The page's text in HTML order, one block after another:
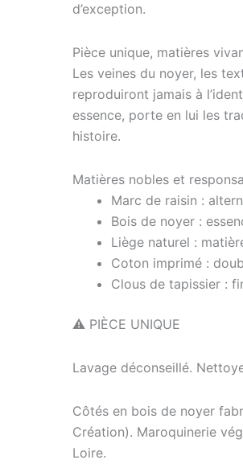
d’exception.
Pièce unique, matières
Les veines du noyer, les
reproduiront jamais à
essence, porte en lui les
histoire.
Matières nobles et
Marc de raisin :
Bois de noyer :
Liège naturel :
Coton imprimé :
Clous de tapissier :
⚠️ PIÈCE UNIQUE
Lavage déconseillé.
Côtés en bois de noyer
Création). Maroquinerie
Loire.